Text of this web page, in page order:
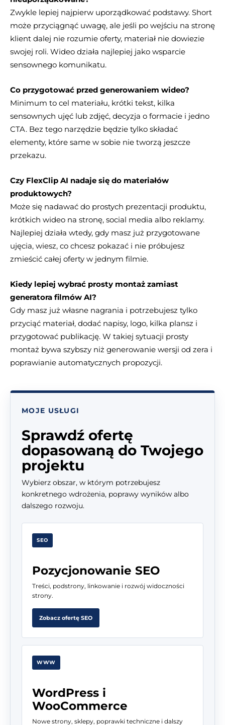
Zwykle lepiej najpierw uporządkować podstawy. Short
może przyciągnąć uwagę, ale jeśli po wejściu na stronę
klient dalej nie rozumie oferty, materiał nie dowiezie
swojej roli. Wideo działa najlepiej jako wsparcie
sensownego komunikatu.
Co przygotować przed generowaniem wideo?
Minimum to cel materiału, krótki tekst, kilka
sensownych ujęć lub zdjęć, decyzja o formacie i jedno
CTA. Bez tego narzędzie będzie tylko składać
elementy, które same w sobie nie tworzą jeszcze
przekazu.
Czy FlexClip AI nadaje się do materiałów
produktowych?
Może się nadawać do prostych prezentacji produktu,
krótkich wideo na stronę, social media albo reklamy.
Najlepiej działa wtedy, gdy masz już przygotowane
ujęcia, wiesz, co chcesz pokazać i nie próbujesz
zmieścić całej oferty w jednym filmie.
Kiedy lepiej wybrać prosty montaż zamiast
generatora filmów AI?
Gdy masz już własne nagrania i potrzebujesz tylko
przyciąć materiał, dodać napisy, logo, kilka plansz i
przygotować publikację. W takiej sytuacji prosty
montaż bywa szybszy niż generowanie wersji od zera i
poprawianie automatycznych propozycji.
MOJE USŁUGI
Sprawdź ofertę
dopasowaną do Twojego
projektu
Wybierz obszar, w którym potrzebujesz
konkretnego wdrożenia, poprawy wyników albo
dalszego rozwoju.
SEO
Pozycjonowanie SEO
Treści, podstrony, linkowanie i rozwój widoczności
strony.
Zobacz ofertę SEO
WWW
WordPress i
WooCommerce
Nowe strony, sklepy, poprawki techniczne i dalszy